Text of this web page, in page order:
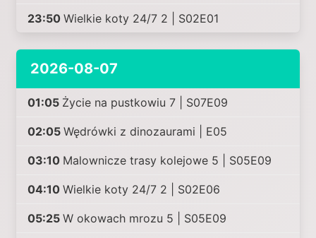
23:50 Wielkie koty 24/7 2 | S02E01
2026-08-07
01:05 Życie na pustkowiu 7 | S07E09
02:05 Wędrówki z dinozaurami | E05
03:10 Malownicze trasy kolejowe 5 | S05E09
04:10 Wielkie koty 24/7 2 | S02E06
05:25 W okowach mrozu 5 | S05E09